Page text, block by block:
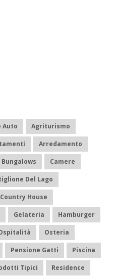
Auto Agriturismo
Arredamento
Bungalows Camere
Del Lago
Country House
Gelateria Hamburger
Osteria
Pensione Gatti Piscina
Tipici Residence